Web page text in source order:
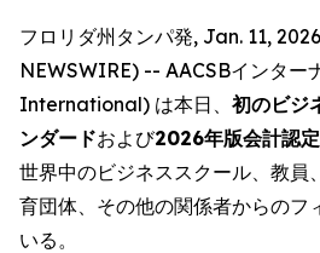
フロリダ州タンパ発, Jan. 11,
NEWSWIRE) -- AACSBインター
International) は本日、 初のビジ
ンダードおよび2026年版会計認
世界中のビジネススクール、教員
育団体、その他の関係者からのフ
いる。